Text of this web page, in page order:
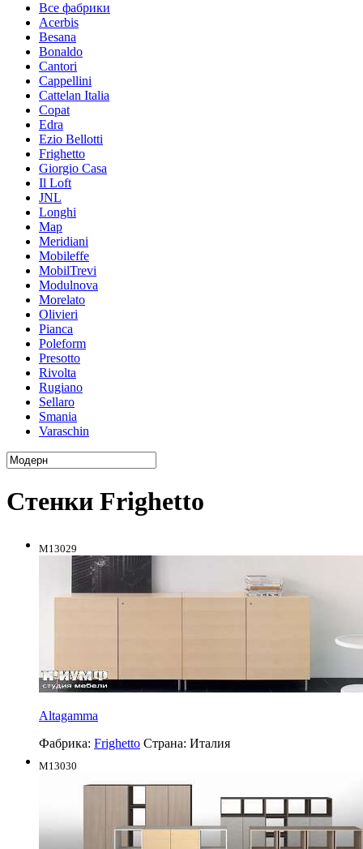
Все фабрики
Acerbis
Besana
Bonaldo
Cantori
Cappellini
Cattelan Italia
Copat
Edra
Ezio Bellotti
Frighetto
Giorgio Casa
Il Loft
JNL
Longhi
Map
Meridiani
Mobileffe
MobilTrevi
Modulnova
Morelato
Olivieri
Pianca
Poleform
Presotto
Rivolta
Rugiano
Sellaro
Smania
Varaschin
Стенки Frighetto
M13029
Altagamma
Фабрика: Frighetto Страна: Италия
M13030